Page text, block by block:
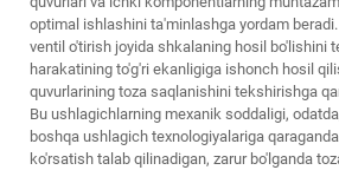
optimal ishlashini ta'minlashga yordam
ventil o'tirish joyida shkalaning hosil bo'lishini
harakatining to'g'ri ekanligiga ishonch hosil
quvurlarining toza saqlanishini tekshirishga
Bu ushlagichlarning mexanik soddaligi,
boshqa ushlagich texnologiyalariga
ko'rsatish talab qilinadigan, zarur bo'lganda